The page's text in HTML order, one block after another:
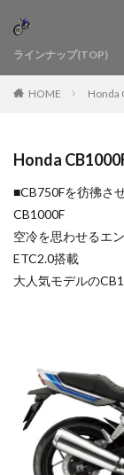
ラインナップ(TOP)
HOME Honda
Honda
■CB750Fを彷彿さ
CB1000F
空冷を思わせるエ
ETC2.0搭載
大人気モデルの